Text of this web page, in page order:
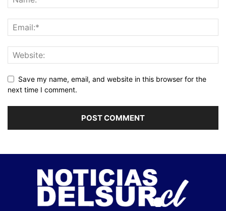
Save my name, email, and website in this browser for the
next time I comment.